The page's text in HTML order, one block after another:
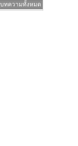
ทความทั้งหมด